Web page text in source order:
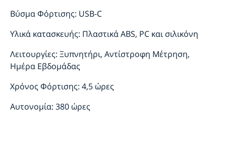
Βύσμα Φόρτισης: USB-C
Υλικά κατασκευής: Πλαστικά ABS, PC και σιλικόνη
Λειτουργίες: Ξυπνητήρι, Αντίστροφη Μέτρηση,
Ημέρα Εβδομάδας
Χρόνος Φόρτισης: 4,5 ώρες
Αυτονομία: 380 ώρες